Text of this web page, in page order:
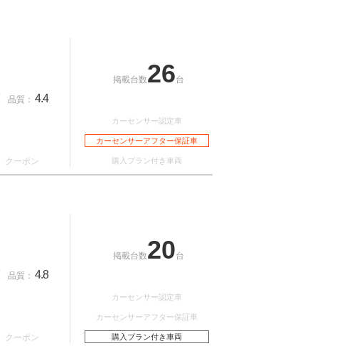
品質： 4.4
クーポン
掲載台数26台
カーセンサー認定車
カーセンサーアフター保証車
購入プラン付き車両
品質： 4.8
クーポン
掲載台数20台
カーセンサー認定車
カーセンサーアフター保証車
購入プラン付き車両